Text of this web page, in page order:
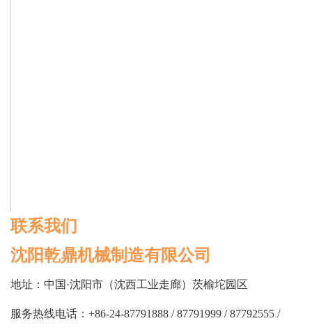
联系我们
沈阳乾鼎机械制造有限公司
地址：中国·沈阳市（沈西工业走廊）茨榆坨园区
服务热线电话：+86-24-87791888 / 87791999 / 87792555 /